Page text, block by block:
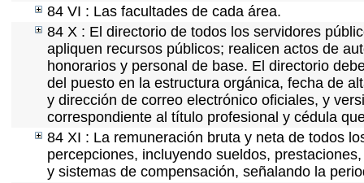
84 VI : Las facultades de cada área.
84 X : El directorio de todos los servidores
apliquen recursos públicos; realicen actos de
honorarios y personal de base. El directorio
del puesto en la estructura orgánica, fecha de
y dirección de correo electrónico oficiales, y
correspondiente al título profesional y cédula
84 XI : La remuneración bruta y neta de todos
percepciones, incluyendo sueldos,
y sistemas de compensación, señalando la